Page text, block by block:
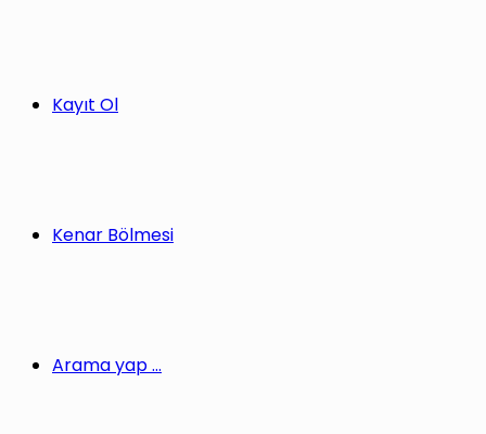
Kayıt Ol
Kenar Bölmesi
Arama yap ...